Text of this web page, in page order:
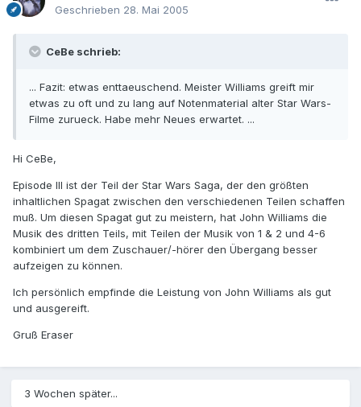
Geschrieben 28. Mai 2005
CeBe schrieb:
... Fazit: etwas enttaeuschend. Meister Williams greift mir
etwas zu oft und zu lang auf Notenmaterial alter Star Wars-
Filme zurueck. Habe mehr Neues erwartet. ...
Hi CeBe,
Episode III ist der Teil der Star Wars Saga, der den größten
inhaltlichen Spagat zwischen den verschiedenen Teilen schaffen
muß. Um diesen Spagat gut zu meistern, hat John Williams die
Musik des dritten Teils, mit Teilen der Musik von 1 & 2 und 4-6
kombiniert um dem Zuschauer/-hörer den Übergang besser
aufzeigen zu können.
Ich persönlich empfinde die Leistung von John Williams als gut
und ausgereift.
Gruß Eraser
3 Wochen später...